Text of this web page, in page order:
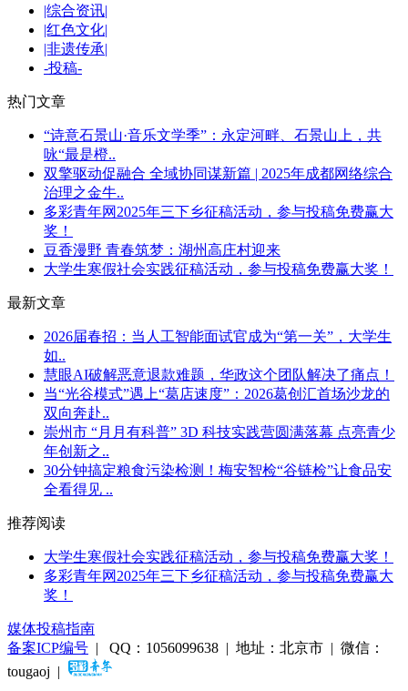
|综合资讯|
|红色文化|
|非遗传承|
-投稿-
热门文章
“诗意石景山·音乐文学季”：永定河畔、石景山上，共
咏“最是橙..
双擎驱动促融合 全域协同谋新篇 | 2025年成都网络综合
治理之金牛..
多彩青年网2025年三下乡征稿活动，参与投稿免费赢大
奖！
豆香漫野 青春筑梦：湖州高庄村迎来
大学生寒假社会实践征稿活动，参与投稿免费赢大奖！
最新文章
​2026届春招：当人工智能面试官成为“第一关”，大学生
如..
慧眼AI破解恶意退款难题，华政这个团队解决了痛点！
当“光谷模式”遇上“葛店速度”：2026葛创汇首场沙龙的
双向奔赴..
崇州市 “月月有科普” 3D 科技实践营圆满落幕 点亮青少
年创新之..
30分钟搞定粮食污染检测！梅安智检“谷链检”让食品安
全看得见 ..
推荐阅读
大学生寒假社会实践征稿活动，参与投稿免费赢大奖！
多彩青年网2025年三下乡征稿活动，参与投稿免费赢大
奖！
媒体投稿指南
备案ICP编号 | QQ：1056099638 | 地址：北京市 | 微信：
tougaoj |